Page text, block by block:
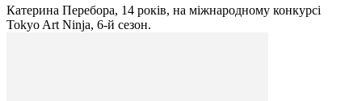
Катерина Перебора, 14 років, на міжнародному конкурсі
Tokyo Art Ninja, 6-й сезон.